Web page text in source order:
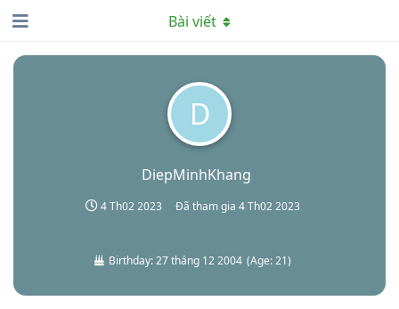
D
DiepMinhKhang
4 Th02 2023 Đã tham gia 4 Th02 2023
Birthday:27 tháng 12 2004 (Age:21)
Bài viết